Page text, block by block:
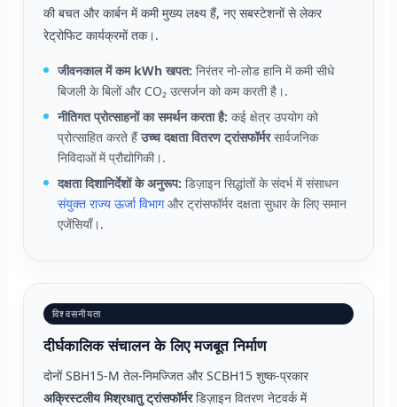
की बचत और कार्बन में कमी मुख्य लक्ष्य हैं, नए सबस्टेशनों से लेकर
रेट्रोफिट कार्यक्रमों तक।.
जीवनकाल में कम kWh खपत: निरंतर नो-लोड हानि में कमी सीधे
बिजली के बिलों और CO₂ उत्सर्जन को कम करती है।.
नीतिगत प्रोत्साहनों का समर्थन करता है: कई क्षेत्र उपयोग को
प्रोत्साहित करते हैंउच्च दक्षता वितरण ट्रांसफॉर्मरसार्वजनिक
निविदाओं में प्रौद्योगिकी।.
दक्षता दिशानिर्देशों के अनुरूप: डिज़ाइन सिद्धांतों के संदर्भ में संसाधन
संयुक्त राज्य ऊर्जा विभागऔर ट्रांसफॉर्मर दक्षता सुधार के लिए समान
एजेंसियाँ।.
विश्वसनीयता
दीर्घकालिक संचालन के लिए मजबूत निर्माण
दोनों SBH15-M तेल-निमज्जित और SCBH15 शुष्क-प्रकार
अक्रिस्टलीय मिश्रधातु ट्रांसफॉर्मरडिज़ाइन वितरण नेटवर्क में